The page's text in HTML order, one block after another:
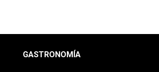
GASTRONOMÍA